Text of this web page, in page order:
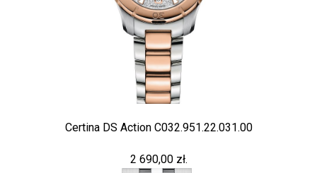
Certina DS Action C032.951.22.031.00
2 690,00 zł.